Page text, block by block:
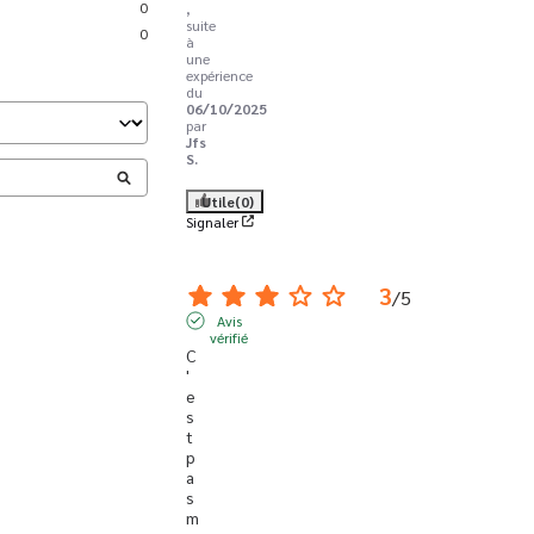
0
0
,
suite
à
une
expérience
du
06/10/2025
par
Jfs
S.
Utile(0)
Signaler
3/5
Avis
vérifié
C
'
e
s
t
p
a
s
m